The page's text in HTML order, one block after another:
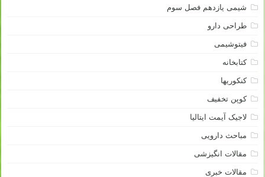
شیمی یازدهم فصل سوم
طراحی دارو
فیتوشیمی
کتابخانه
کنکوریها
کوپن تخفیف
لاجیک آیمت ایتالیا
مباحث دارویی
مقالات انگیزشی
مقالات خبری